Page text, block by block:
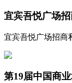
宜宾吾悦广场
宜宾吾悦广场招商
第19届中国商业